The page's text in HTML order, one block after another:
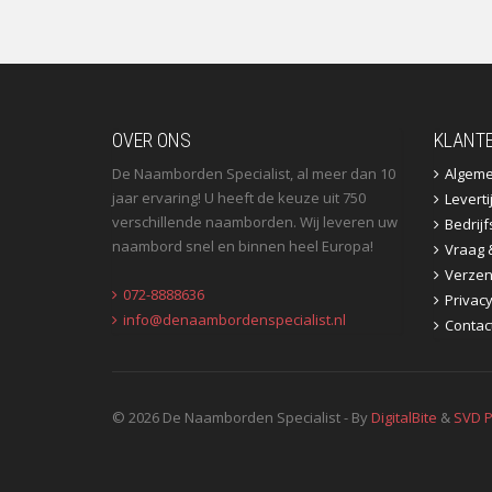
OVER ONS
De Naamborden Specialist, al meer dan 10
jaar ervaring! U heeft de keuze uit 750
verschillende naamborden. Wij leveren uw
naambord snel en binnen heel Europa!
072-8888636
info@denaambordenspecialist.nl
Vraag
© 2026 De Naamborden Specialist - ByDigitalBite & SVD